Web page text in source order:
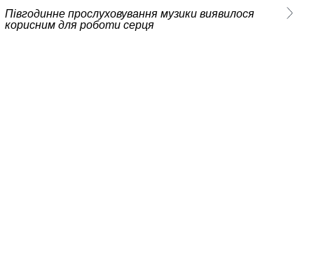
Півгодинне прослуховування музики виявилося
корисним для роботи серця